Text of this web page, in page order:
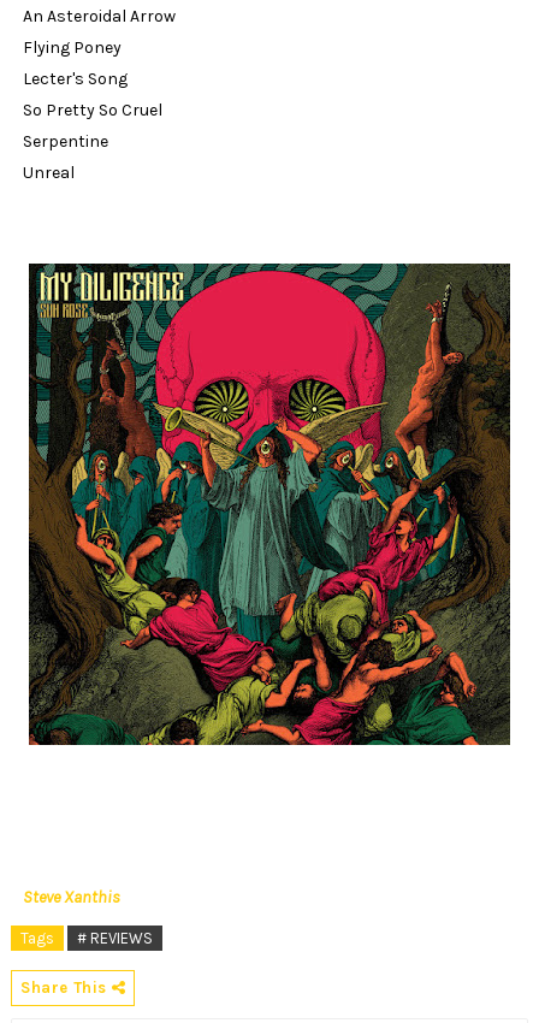
An Asteroidal Arrow
Flying Poney
Lecter's Song
So Pretty So Cruel
Serpentine
Unreal
Steve Xanthis
Tags # REVIEWS
Share This